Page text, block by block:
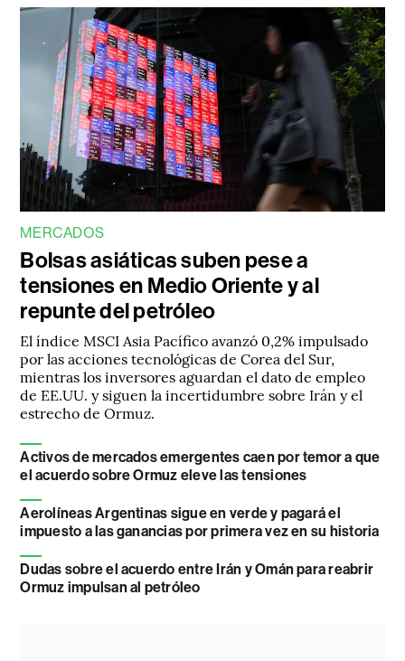
MERCADOS
Bolsas asiáticas suben pese a
tensiones en Medio Oriente y al
repunte del petróleo
El índice MSCI Asia Pacífico avanzó 0,2% impulsado
por las acciones tecnológicas de Corea del Sur,
mientras los inversores aguardan el dato de empleo
de EE.UU. y siguen la incertidumbre sobre Irán y el
estrecho de Ormuz.
Activos de mercados emergentes caen por temor a que
el acuerdo sobre Ormuz eleve las tensiones
Aerolíneas Argentinas sigue en verde y pagará el
impuesto a las ganancias por primera vez en su historia
Dudas sobre el acuerdo entre Irán y Omán para reabrir
Ormuz impulsan al petróleo